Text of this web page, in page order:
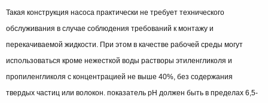
Такая конструкция насоса практически не требует технического
обслуживания в случае соблюдения требований к монтажу и
перекачиваемой жидкости. При этом в качестве рабочей среды могут
использоваться кроме нежесткой воды растворы этиленгликоля и
пропиленгликоля с концентрацией не выше 40%, без содержания
твердых частиц или волокон. показатель pH должен быть в пределах 6,5-